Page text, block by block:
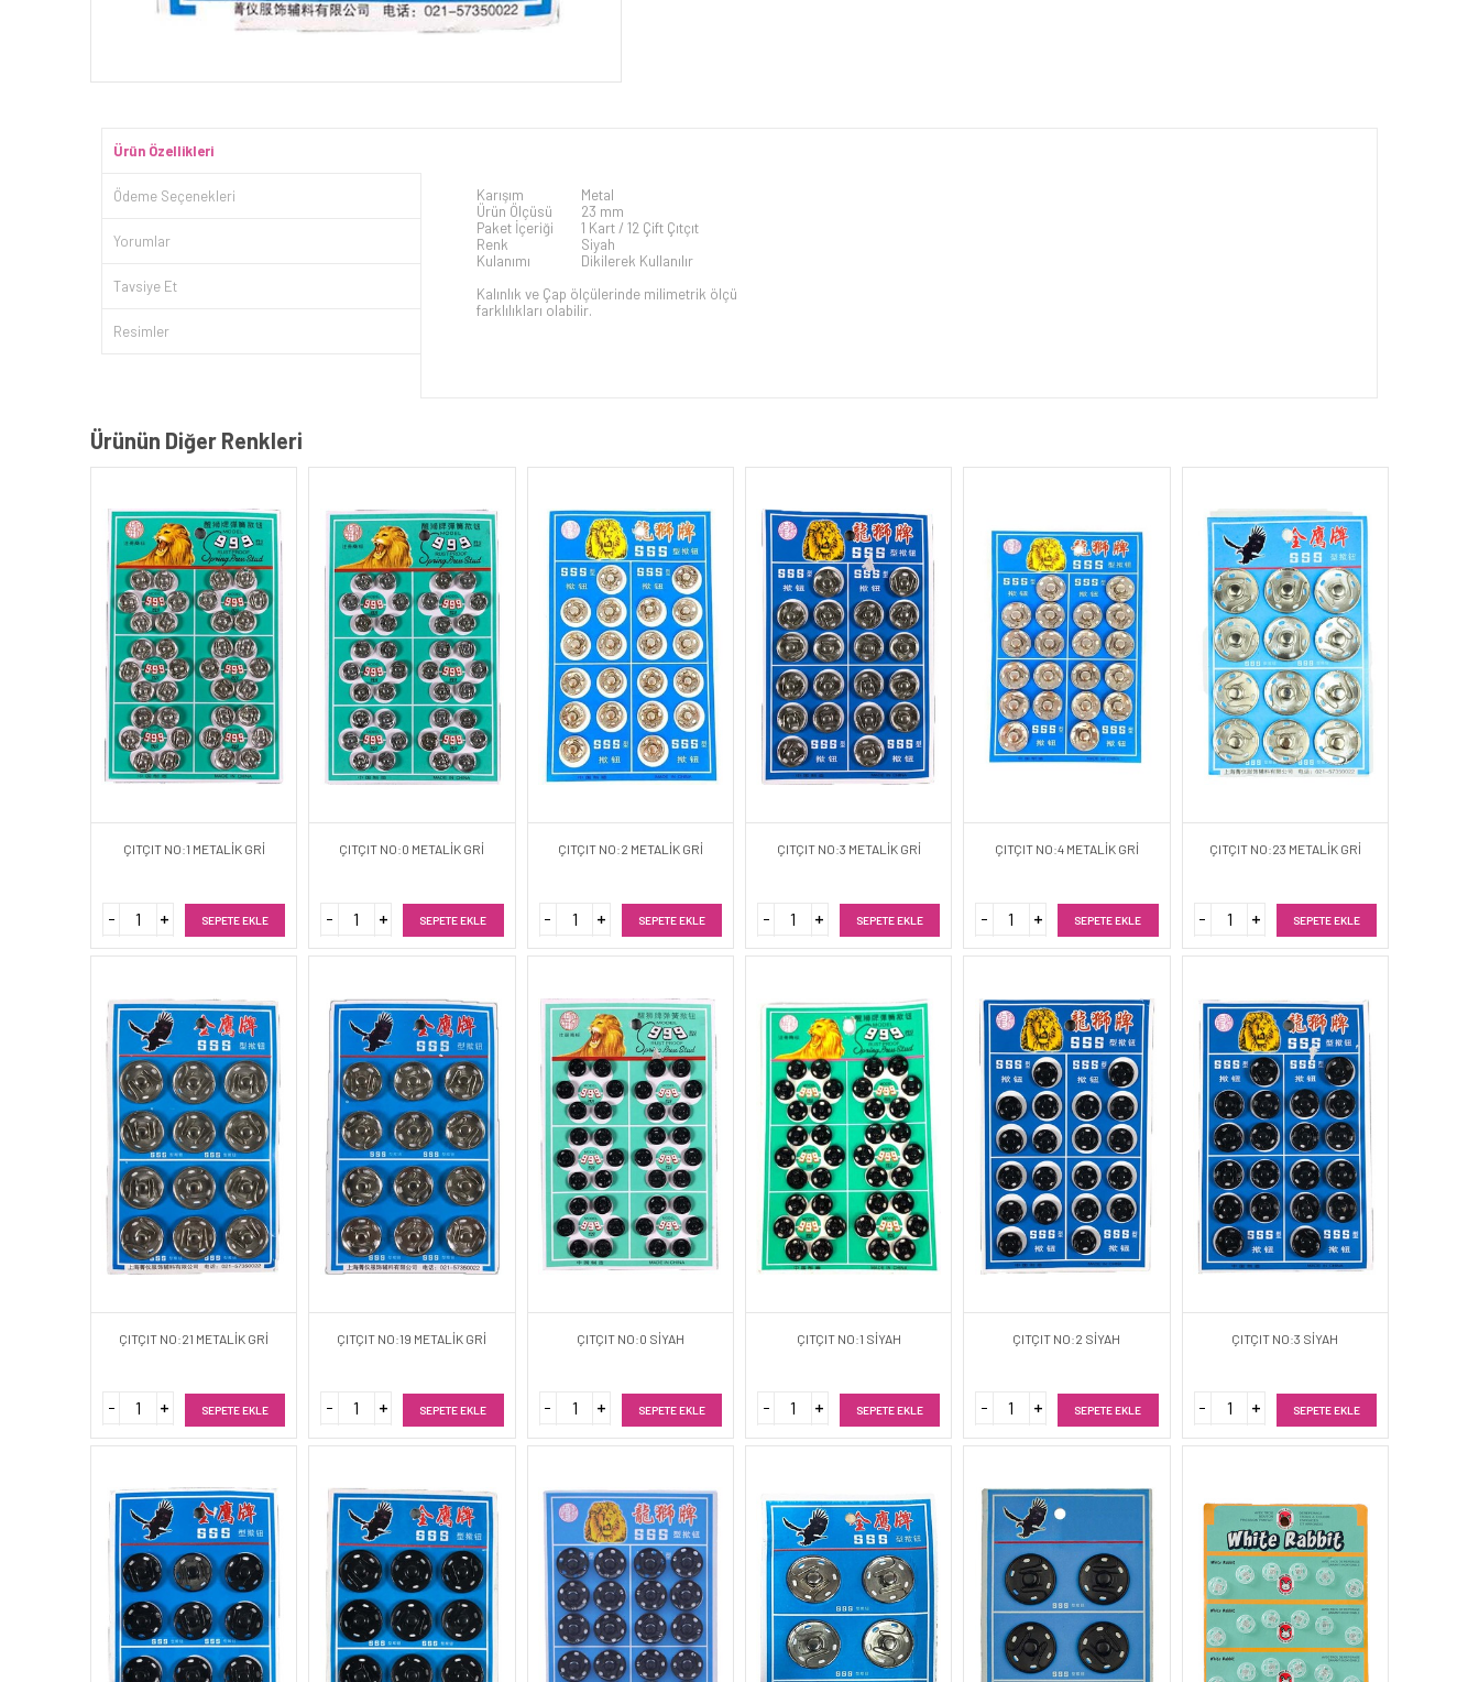
Ürün Özellikleri
Ödeme Seçenekleri
Yorumlar
Tavsiye Et
Resimler
Karışım
Metal
Ürün Ölçüsü
23 mm
Paket İçeriği
1 Kart / 12 Çift Çıtçıt
Renk
Siyah
Kulanımı
Dikilerek Kullanılır
Kalınlık ve Çap ölçülerinde milimetrik ölçü
farklılıkları olabilir.
Ürünün Diğer Renkleri
ÇITÇIT NO:1 METALİK GRİ
SEPETE EKLE
ÇITÇIT NO:0 METALİK GRİ
SEPETE EKLE
ÇITÇIT NO:2 METALİK GRİ
SEPETE EKLE
ÇITÇIT NO:3 METALİK GRİ
SEPETE EKLE
ÇITÇIT NO:4 METALİK GRİ
SEPETE EKLE
ÇITÇIT NO:23 METALİK GRİ
SEPETE EKLE
ÇITÇIT NO:21 METALİK GRİ
SEPETE EKLE
ÇITÇIT NO:19 METALİK GRİ
SEPETE EKLE
ÇITÇIT NO:0 SİYAH
SEPETE EKLE
ÇITÇIT NO:1 SİYAH
SEPETE EKLE
ÇITÇIT NO:2 SİYAH
SEPETE EKLE
ÇITÇIT NO:3 SİYAH
SEPETE EKLE